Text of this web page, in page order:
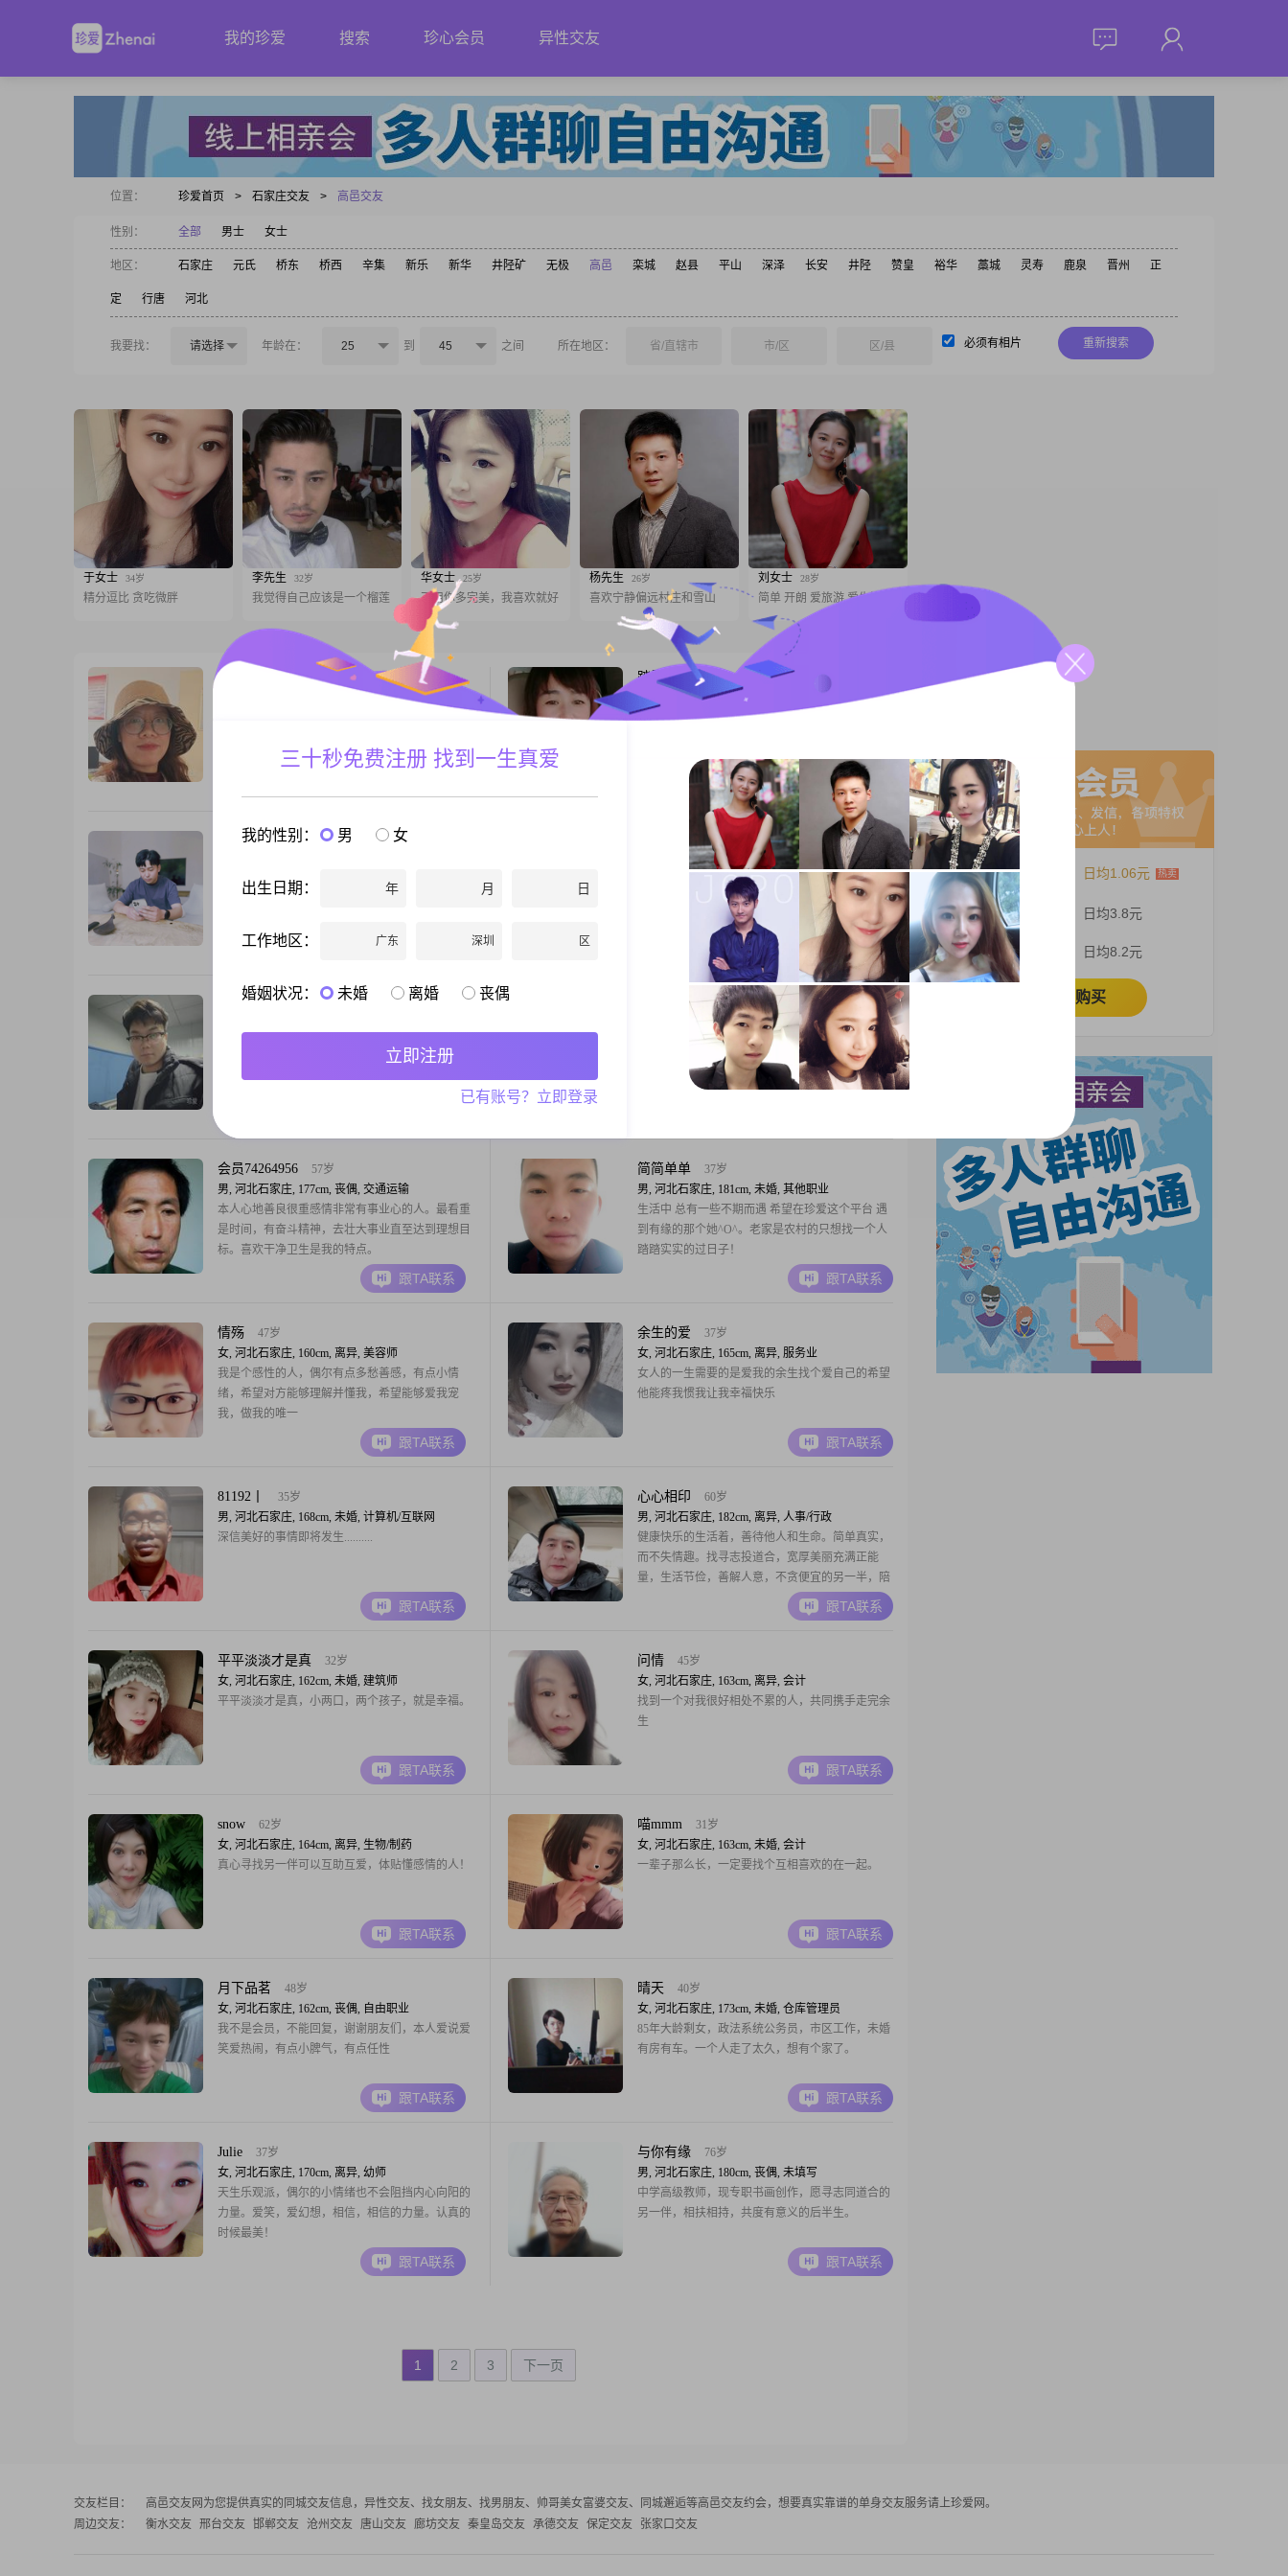
我的珍爱 搜索 珍心会员 异性交友
位置： 珍爱首页 > 石家庄交友 > 高邑交友
性别： 全部 男士 女士
地区： 石家庄 元氏 桥东 桥西 辛集 新乐 新华 井陉矿 无极 高邑 栾城 赵县 平山 深泽 长安 井陉 赞皇 裕华 藁城 灵寿 鹿泉 晋州 正
定 行唐 河北
我要找： 请选择 年龄在： 25 到 45 之间 所在地区： 省/直辖市 市/区 区/县 必须有相片 重新搜索
于女士 34岁
精分逗比 贪吃微胖
李先生 32岁
我觉得自己应该是一个榴莲
华女士 25岁
不用你多完美，我喜欢就好
杨先生 26岁
喜欢宁静偏远村庄和雪山
刘女士 28岁
简单 开朗 爱旅游 爱生活
那一抹阳光
47岁
女, 河北石家庄, 158cm, 离异, 小学教师
踏雪寻梅
51岁
女, 河北石家庄, 165cm, 离异, 经销商
温柔善良，孝敬父母，对代家人好点就可以了
跟TA联系
夏天
33岁
182Cm，体重75Kg，本科个体健康，北漂8年，现
希望你热爱生活，热爱健身，以后咱俩可以一起哈
层纯粹，喜欢说走就走的旅行，海边和日落，相信
真诚是永远的必杀技，希望双向奔赴的爱情，一日
31岁
男, 河北石家庄, 175cm, 未婚, 工程师
中建八局二公司工作，但需要经常出差。希望找一
个年龄相仿，性格合得来的另一半。
跟TA联系
萧枫幽
希望能找到属于我的另一半。97年，金牛座，独生
子，在建筑相关的央企工作，工作地点在石家庄或
的、在石家庄工作的或者有意在石家庄定居的(对
那边发展)，同龄或者比我年龄小的。
37岁
男, 河北石家庄, 179cm, 未婚, 工程师
热爱生活，积极向上，美美滴，康康乐乐
##3002####3002####3002####3002####3002####3002####3002####3002####3002####3002##
会员74264956
57岁
男, 河北石家庄, 177cm, 丧偶, 交通运输
本人心地善良很重感情非常有事业心的人。最看重
是时间，有奋斗精神，去壮大事业直至达到理想目
标。喜欢干净卫生是我的特点。
跟TA联系
简简单单
37岁
男, 河北石家庄, 181cm, 未婚, 其他职业
生活中 总有一些不期而遇 希望在珍爱这个平台 遇
到有缘的那个她^O^。老家是农村的只想找一个人
踏踏实实的过日子！
跟TA联系
情殇
47岁
女, 河北石家庄, 160cm, 离异, 美容师
我是个感性的人，偶尔有点多愁善感，有点小情
绪，希望对方能够理解并懂我，希望能够爱我宠
我，做我的唯一
跟TA联系
余生的爱
37岁
女, 河北石家庄, 165cm, 离异, 服务业
女人的一生需要的是爱我的余生找个爱自己的希望
他能疼我惯我让我幸福快乐
跟TA联系
81192丨
35岁
男, 河北石家庄, 168cm, 未婚, 计算机/互联网
深信美好的事情即将发生..........
跟TA联系
心心相印
60岁
男, 河北石家庄, 182cm, 离异, 人事/行政
健康快乐的生活着，善待他人和生命。简单真实，
而不失情趣。找寻志投道合，宽厚美丽充满正能
量，生活节俭，善解人意，不贪便宜的另一半，陪
你度过漫长岁月。我不是会员。看不到你们的来
信，对不起。好多的来信。可惜俺看不到。再次声
跟TA联系
平平淡淡才是真
32岁
女, 河北石家庄, 162cm, 未婚, 建筑师
平平淡淡才是真，小两口，两个孩子，就是幸福。
跟TA联系
问情
45岁
女, 河北石家庄, 163cm, 离异, 会计
找到一个对我很好相处不累的人，共同携手走完余
生
跟TA联系
snow
62岁
女, 河北石家庄, 164cm, 离异, 生物/制药
真心寻找另一伴可以互助互爱，体贴懂感情的人！
跟TA联系
喵mmm
31岁
女, 河北石家庄, 163cm, 未婚, 会计
一辈子那么长，一定要找个互相喜欢的在一起。
跟TA联系
月下品茗
48岁
女, 河北石家庄, 162cm, 丧偶, 自由职业
我不是会员，不能回复，谢谢朋友们，本人爱说爱
笑爱热闹，有点小脾气，有点任性
跟TA联系
晴天
40岁
女, 河北石家庄, 173cm, 未婚, 仓库管理员
85年大龄剩女，政法系统公务员，市区工作，未婚
有房有车。一个人走了太久，想有个家了。
跟TA联系
Julie
37岁
女, 河北石家庄, 170cm, 离异, 幼师
天生乐观派，偶尔的小情绪也不会阻挡内心向阳的
力量。爱笑，爱幻想，相信，相信的力量。认真的
时候最美！
跟TA联系
与你有缘
76岁
男, 河北石家庄, 180cm, 丧偶, 未填写
中学高级教师，现专职书画创作，愿寻志同道合的
另一伴，相扶相持，共度有意义的后半生。
跟TA联系
1 2 3 下一页
日均1.06元
日均3.8元
日均8.2元
立即购买
交友栏目： 高邑交友网 为您提供真实的同城交友信息，异性交友、找女朋友、找男朋友、帅哥美女富婆交友、同城邂逅等高邑交友约会，想要真实靠谱的单身交友服务请上珍爱网。
周边交友：
衡水交友 邢台交友 邯郸交友 沧州交友 唐山交友 廊坊交友 秦皇岛交友 承德交友 保定交友 张家口交友
三十秒免费注册 找到一生真爱
我的性别： 男 女
出生日期： 年 月 日
工作地区： 广东 深圳 区
婚姻状况： 未婚 离婚 丧偶
立即注册
已有账号？立即登录